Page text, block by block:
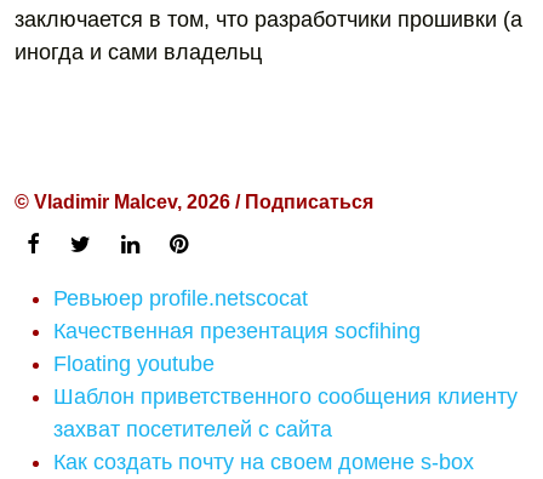
заключается в том, что разработчики прошивки (а
иногда и сами владельц
© Vladimir Malcev, 2026 / Подписаться
Ревьюер profile.netscocat
Качественная презентация socfihing
Floating youtube
Шаблон приветственного сообщения клиенту
захват посетителей с сайта
Как создать почту на своем домене s-box